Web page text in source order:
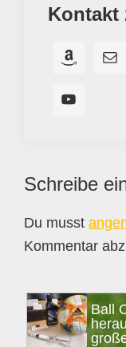
Kontakt
Leser-
Schreibe
Du musst
Kommentar
Ball